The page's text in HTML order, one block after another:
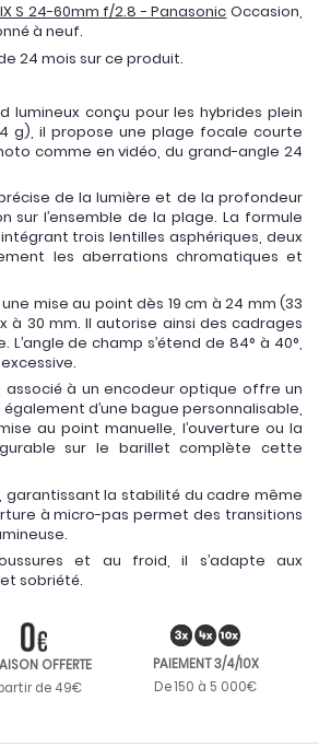
S 24-60mm f/2.8 - Panasonic Occasion,
à neuf.
24 mois sur ce produit.
lumineux conçu pour les hybrides plein
g), il propose une plage focale courte
comme en vidéo, du grand-angle 24
de la lumière et de la profondeur
sur l’ensemble de la plage. La formule
trois lentilles asphériques, deux
les aberrations chromatiques et
mise au point dès 19 cm à 24 mm (33
à 30 mm. Il autorise ainsi des cadrages
de champ s’étend de 84° à 40°,
à un encodeur optique offre un
d’une bague personnalisable,
au point manuelle, l’ouverture ou la
sur le barillet complète cette
la stabilité du cadre même
à micro-pas permet des transitions
et au froid, il s’adapte aux
sobriété.
OFFERTE
de 49€
PAIEMENT 3/4/10X
De 150 à 5 000€